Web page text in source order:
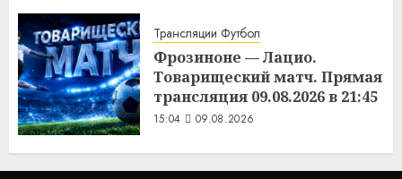
Трансляции Футбол
Фрозиноне — Лацио.
Товарищеский матч. Прямая
трансляция 09.08.2026 в 21:45
15:04 09.08.2026